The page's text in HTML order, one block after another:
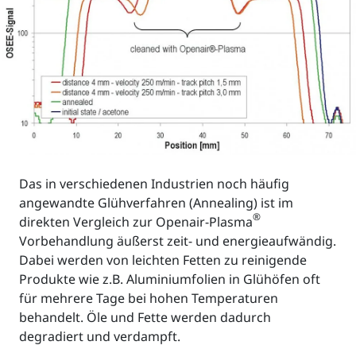
Das in verschiedenen Industrien noch häufig
angewandte Glühverfahren (Annealing) ist im
direkten Vergleich zur Openair-Plasma®
Vorbehandlung äußerst zeit- und energieaufwändig.
Dabei werden von leichten Fetten zu reinigende
Produkte wie z.B. Aluminiumfolien in Glühöfen oft
für mehrere Tage bei hohen Temperaturen
behandelt. Öle und Fette werden dadurch
degradiert und verdampft.